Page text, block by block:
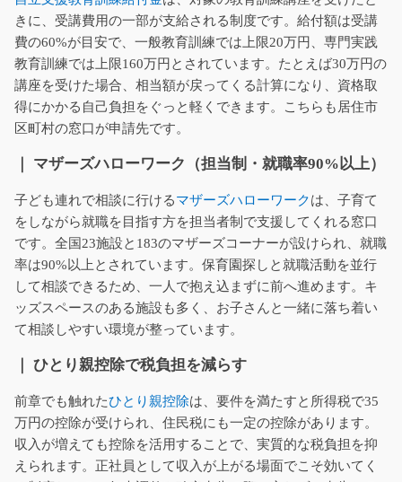
きに、受講費用の一部が支給される制度です。給付額は受講
費の60%が目安で、一般教育訓練では上限20万円、専門実践
教育訓練では上限160万円とされています。たとえば30万円の
講座を受けた場合、相当額が戻ってくる計算になり、資格取
得にかかる自己負担をぐっと軽くできます。こちらも居住市
区町村の窓口が申請先です。
｜ マザーズハローワーク（担当制・就職率90%以上）
子ども連れで相談に行けるマザーズハローワークは、子育て
をしながら就職を目指す方を担当者制で支援してくれる窓口
です。全国23施設と183のマザーズコーナーが設けられ、就職
率は90%以上とされています。保育園探しと就職活動を並行
して相談できるため、一人で抱え込まずに前へ進めます。キ
ッズスペースのある施設も多く、お子さんと一緒に落ち着い
て相談しやすい環境が整っています。
｜ ひとり親控除で税負担を減らす
前章でも触れたひとり親控除は、要件を満たすと所得税で35
万円の控除が受けられ、住民税にも一定の控除があります。
収入が増えても控除を活用することで、実質的な税負担を抑
えられます。正社員として収入が上がる場面でこそ効いてく